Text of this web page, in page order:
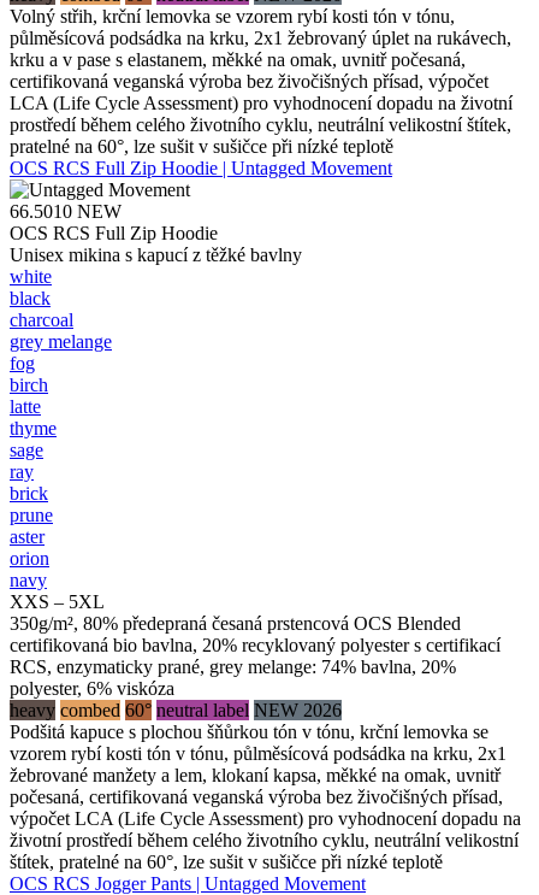
Volný střih, krční lemovka se vzorem rybí kosti tón v tónu,
půlměsícová podsádka na krku, 2x1 žebrovaný úplet na rukávech,
krku a v pase s elastanem, měkké na omak, uvnitř počesaná,
certifikovaná veganská výroba bez živočišných přísad, výpočet
LCA (Life Cycle Assessment) pro vyhodnocení dopadu na životní
prostředí během celého životního cyklu, neutrální velikostní štítek,
pratelné na 60°, lze sušit v sušičce při nízké teplotě
OCS RCS Full Zip Hoodie | Untagged Movement
66.5010 NEW
OCS RCS Full Zip Hoodie
Unisex mikina s kapucí z těžké bavlny
white
black
charcoal
grey melange
fog
birch
latte
thyme
sage
ray
brick
prune
aster
orion
navy
XXS – 5XL
350g/m², 80% předepraná česaná prstencová OCS Blended
certifikovaná bio bavlna, 20% recyklovaný polyester s certifikací
RCS, enzymaticky prané, grey melange: 74% bavlna, 20%
polyester, 6% viskóza
heavy combed 60° neutral label NEW 2026
Podšitá kapuce s plochou šňůrkou tón v tónu, krční lemovka se
vzorem rybí kosti tón v tónu, půlměsícová podsádka na krku, 2x1
žebrované manžety a lem, klokaní kapsa, měkké na omak, uvnitř
počesaná, certifikovaná veganská výroba bez živočišných přísad,
výpočet LCA (Life Cycle Assessment) pro vyhodnocení dopadu na
životní prostředí během celého životního cyklu, neutrální velikostní
štítek, pratelné na 60°, lze sušit v sušičce při nízké teplotě
OCS RCS Jogger Pants | Untagged Movement